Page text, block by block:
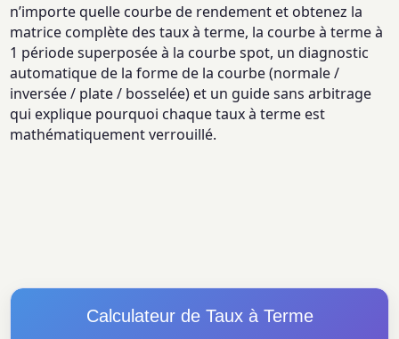
n’importe quelle courbe de rendement et obtenez la
matrice complète des taux à terme, la courbe à terme à
1 période superposée à la courbe spot, un diagnostic
automatique de la forme de la courbe (normale /
inversée / plate / bosselée) et un guide sans arbitrage
qui explique pourquoi chaque taux à terme est
mathématiquement verrouillé.
Calculateur de Taux à Terme